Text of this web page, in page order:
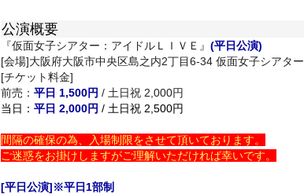
公演概要
『仮面女子シアター：アイドルＬＩＶＥ』 (平日公演)
[会場]大阪府大阪市中央区島之内2丁目6-34 仮面女子シアター
[チケット料金]
前売： 平日 1,500円 / 土日祝 2,000円
当日： 平日 2,000円 / 土日祝 2,500円
間隔の確保の為、入場制限をさせて頂いております。
ご迷惑をお掛けしますがご理解いただければ幸いです。
[平日公演]※平日1部制